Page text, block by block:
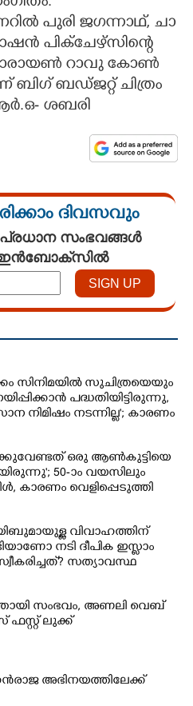
​പു​രി​ ​ജ​ഗ​ന്നാ​ഥ്,​ ​ചാ​
​പി​ക്ചേ​ഴ്സി​ന്റെ​
​റാ​വു​ ​കോ​ൺ​
​ബി​ഗ് ​ബ​ഡ്ജ​റ്റ് ​ചി​ത്രം​
​ശ​ബ​രി
ദിവസവും
സംഭവങ്ങൾ
ഇൻബോക്സിൽ
സിനിമയിൽ സുചിത്രയെയും
പദ്ധതിയിട്ടിരുന്നു,​
നിമിഷം നടന്നില്ല'; കാരണം
ജൂഡ് ആന്റണി
ഒരു ആൺകുട്ടിയെ
50-ാം വയസിലും
കാരണം വെളിപ്പെടുത്തി
വിവാഹത്തിന്
നടി ദീപിക ഇസ്ലാം
സത്യാവസ്ഥ
സുഹൃത്ത്‌
സംഭവം, അണലി വെബ്
ഫസ്റ്റ് ലുക്ക്
അഭിനയത്തിലേക്ക്